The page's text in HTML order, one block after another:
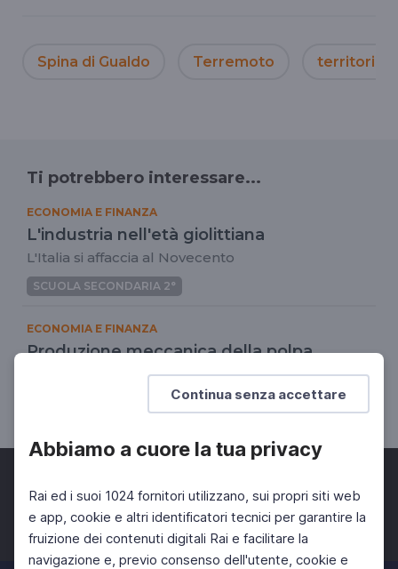
Continua senza accettare
Abbiamo a cuore la tua privacy
Rai ed i suoi 1024 fornitori utilizzano, sui propri siti web
e app, cookie e altri identificatori tecnici per garantire la
fruizione dei contenuti digitali Rai e facilitare la
navigazione e, previo consenso dell'utente, cookie e
Spina di Gualdo Terremoto territorio
Ti potrebbero interessare...
ECONOMIA E FINANZA
L'industria nell'età giolittiana
L'Italia si affaccia al Novecento
SCUOLA SECONDARIA 2°
ECONOMIA E FINANZA
Produzione meccanica della polpa
SCUOLA SECONDARIA 2°
Facebook Twitter Instagram